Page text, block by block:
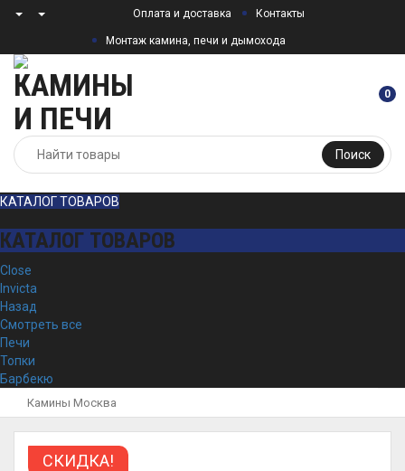
Оплата и доставка Контакты
Монтаж камина, печи и дымохода
Поиск
0
КАТАЛОГ ТОВАРОВ
КАТАЛОГ ТОВАРОВ
Close
Invicta
Назад
Смотреть все
Печи
Топки
Барбекю
Камины Москва
СКИДКА!